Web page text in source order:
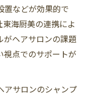
置などが効果的で
海厨美の連携によ
がヘアサロンの課題
視点でのサポートが
アサロンのシャンプ